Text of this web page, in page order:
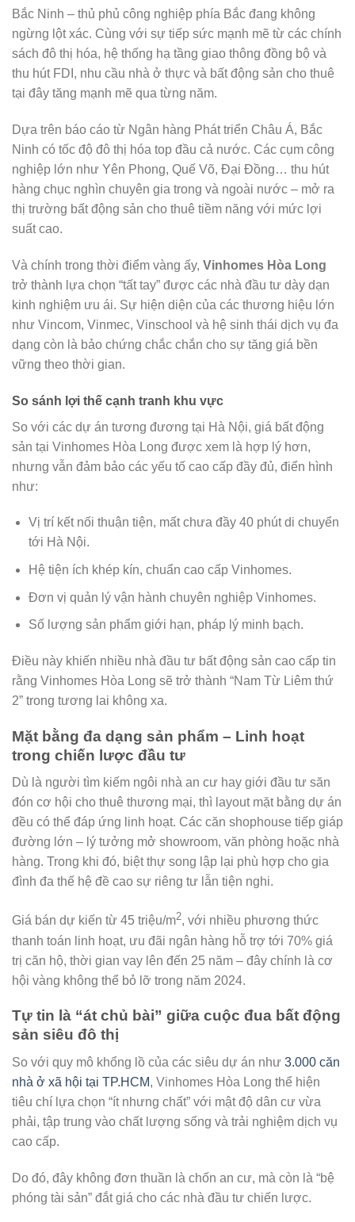
Bắc Ninh – thủ phủ công nghiệp phía Bắc đang không
ngừng lột xác. Cùng với sự tiếp sức mạnh mẽ từ các chính
sách đô thị hóa, hệ thống hạ tầng giao thông đồng bộ và
thu hút FDI, nhu cầu nhà ở thực và bất động sản cho thuê
tại đây tăng mạnh mẽ qua từng năm.
Dựa trên báo cáo từ Ngân hàng Phát triển Châu Á, Bắc
Ninh có tốc độ đô thị hóa top đầu cả nước. Các cụm công
nghiệp lớn như Yên Phong, Quế Võ, Đại Đồng… thu hút
hàng chục nghìn chuyên gia trong và ngoài nước – mở ra
thị trường bất động sản cho thuê tiềm năng với mức lợi
suất cao.
Và chính trong thời điểm vàng ấy, Vinhomes Hòa Long
trở thành lựa chọn “tất tay” được các nhà đầu tư dày dạn
kinh nghiệm ưu ái. Sự hiện diện của các thương hiệu lớn
như Vincom, Vinmec, Vinschool và hệ sinh thái dịch vụ đa
dạng còn là bảo chứng chắc chắn cho sự tăng giá bền
vững theo thời gian.
So sánh lợi thế cạnh tranh khu vực
So với các dự án tương đương tại Hà Nội, giá bất động
sản tại Vinhomes Hòa Long được xem là hợp lý hơn,
nhưng vẫn đảm bảo các yếu tố cao cấp đầy đủ, điển hình
như:
Vị trí kết nối thuận tiện, mất chưa đầy 40 phút di chuyển
tới Hà Nội.
Hệ tiện ích khép kín, chuẩn cao cấp Vinhomes.
Đơn vị quản lý vận hành chuyên nghiệp Vinhomes.
Số lượng sản phẩm giới hạn, pháp lý minh bạch.
Điều này khiến nhiều nhà đầu tư bất động sản cao cấp tin
rằng Vinhomes Hòa Long sẽ trở thành “Nam Từ Liêm thứ
2” trong tương lai không xa.
Mặt bằng đa dạng sản phẩm – Linh hoạt
trong chiến lược đầu tư
Dù là người tìm kiếm ngôi nhà an cư hay giới đầu tư săn
đón cơ hội cho thuê thương mại, thì layout mặt bằng dự án
đều có thể đáp ứng linh hoạt. Các căn shophouse tiếp giáp
đường lớn – lý tưởng mở showroom, văn phòng hoặc nhà
hàng. Trong khi đó, biệt thự song lập lại phù hợp cho gia
đình đa thế hệ đề cao sự riêng tư lẫn tiện nghi.
Giá bán dự kiến từ 45 triệu/m2, với nhiều phương thức
thanh toán linh hoạt, ưu đãi ngân hàng hỗ trợ tới 70% giá
trị căn hộ, thời gian vay lên đến 25 năm – đây chính là cơ
hội vàng không thể bỏ lỡ trong năm 2024.
Tự tin là “át chủ bài” giữa cuộc đua bất động
sản siêu đô thị
So với quy mô khổng lồ của các siêu dự án như 3.000 căn
nhà ở xã hội tại TP.HCM, Vinhomes Hòa Long thể hiện
tiêu chí lựa chọn “ít nhưng chất” với mật độ dân cư vừa
phải, tập trung vào chất lượng sống và trải nghiệm dịch vụ
cao cấp.
Do đó, đây không đơn thuần là chốn an cư, mà còn là “bệ
phóng tài sản” đắt giá cho các nhà đầu tư chiến lược.